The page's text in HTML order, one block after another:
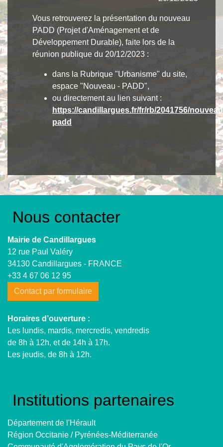
Vous retrouverez la présentation du nouveau
PADD (Projet d'Aménagement et de
Développement Durable), faite lors de la
réunion publique du 20/12/2023 :
dans la Rubrique "Urbanisme" du site,
espace "Nouveau - PADD",
ou directement au lien suivant :
https://candillargues.fr/fr/rb/2041756/
padd
Nous contacter
Mairie de Candillargues
12 rue Paul Valéry
34130 Candillargues - FRANCE
+33 4 67 06 12 95
Contact par formulaire
Horaires d’ouverture :
Les lundis, mardis, mercredis, vendredis
de 8h à 12h, et de 14h à 17h.
Les jeudis, de 8h à 12h.
Institutions partenaires
Département de l'Hérault
Région Occitanie / Pyrénées-Méditerranée